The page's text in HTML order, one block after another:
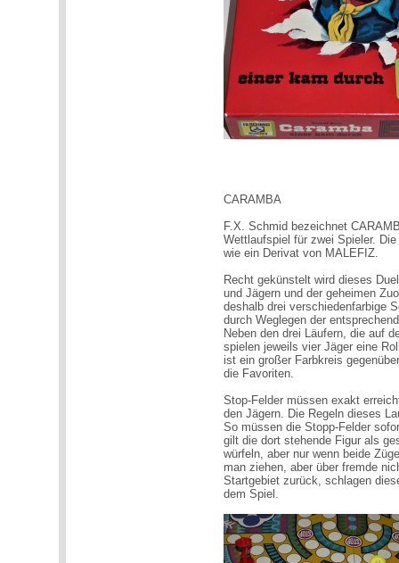
CARAMBA
F.X. Schmid bezeichnet
Wettlaufspiel für zwei Spieler.
wie ein Derivat von MALEFIZ.
Recht gekünstelt wird dieses
und Jägern und der geheimen
deshalb drei verschiedenfarbige
durch Weglegen der
Neben den drei Läufern, die auf
spielen jeweils vier Jäger eine
ist ein großer Farbkreis
die Favoriten.
Stop-Felder müssen exakt
den Jägern. Die Regeln dieses
So müssen die Stopp-Felder
gilt die dort stehende Figur als
würfeln, aber nur wenn beide
man ziehen, aber über fremde
Startgebiet zurück, schlagen
dem Spiel.